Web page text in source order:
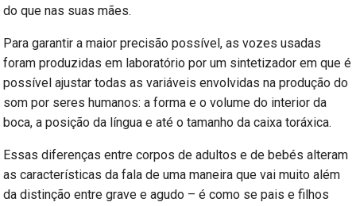
do que nas suas mães.
Para garantir a maior precisão possível, as vozes usadas
foram produzidas em laboratório por um sintetizador em que é
possível ajustar todas as variáveis envolvidas na produção do
som por seres humanos: a forma e o volume do interior da
boca, a posição da língua e até o tamanho da caixa toráxica.
Essas diferenças entre corpos de adultos e de bebés alteram
as características da fala de uma maneira que vai muito além
da distinção entre grave e agudo – é como se pais e filhos